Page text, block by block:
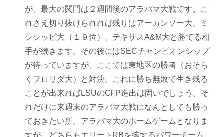
が、最大の関門は２週間後のアラバマ大戦です。こ
れさえ切り抜けられれば残りはアーカンソー大、ミ
シシッピ大（１９位）、テキサスA&M大と勝てる相
手が続きます。その後にはSECチャンピオンシップ
が待っていますが、ここでは東地区の勝者（おそら
くフロリダ大）と対決。これに勝ち無敗で生き残る
ことが出来ればLSUのCFP進出は固いでしょう。そ
れだけに来週末のアラバマ大戦になんとしても勝っ
ておきたい所。アラバマ大のホームゲームとなりま
すが、どちらもエリートRBを擁するパワーチーム。